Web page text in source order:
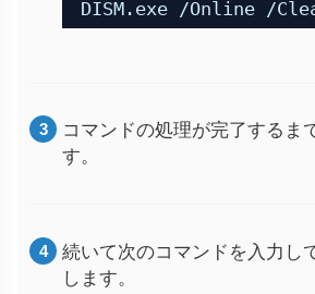
DISM.exe /Online /
コマンドの処理が完了するま
す。
続いて次のコマンドを入力し
します。